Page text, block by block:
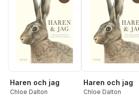
Haren och jag
Chloe Dalton
Haren och jag
Chloe Dalton